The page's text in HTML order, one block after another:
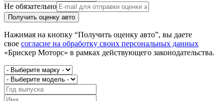
Не обязательно
Получить оценку авто
Нажимая на кнопку “Получить оценку авто”, вы даете
свое согласие на обработку своих персональных данных
«Брискер Моторс» в рамках действующего законодательства.